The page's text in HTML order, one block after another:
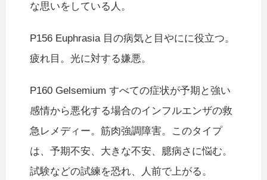
な思いをしている人。
P156 Euphrasia 目の病気と目やにに役立つ。
疲れ目。光に対する嫌悪。
P160 Gelsemium すべての症状が予期と強い
感情から悪化する場合のインフルエンザの救
急レメディー。筋肉強調障害。このタイプ
は、予期不安、大きな不安、臆病さに悩む。
試験などの試練を恐れ、人前で上がる。